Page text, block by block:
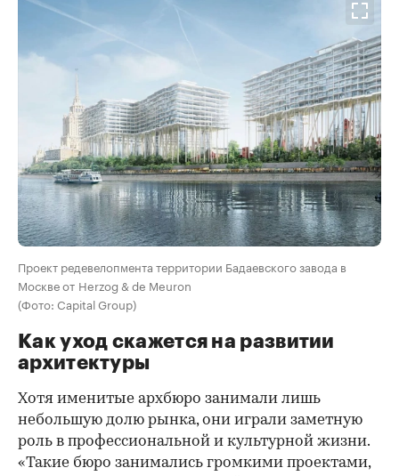
Проект редевелопмента территории Бадаевского завода в
Москве от Herzog & de Meuron
(Фото: Capital Group)
Как уход скажется на развитии
архитектуры
Хотя именитые архбюро занимали лишь
небольшую долю рынка, они играли заметную
роль в профессиональной и культурной жизни.
«Такие бюро занимались громкими проектами,